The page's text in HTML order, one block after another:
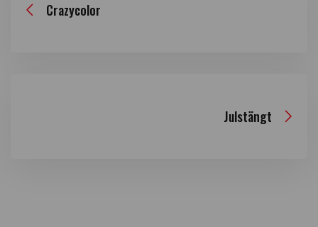
Crazycolor
Julstängt